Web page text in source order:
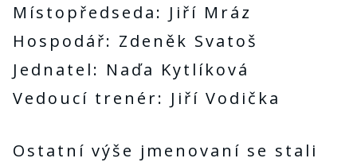
Místopředseda: Jiří Mráz
Hospodář: Zdeněk Svatoš
Jednatel: Naďa Kytlíková
Vedoucí trenér: Jiří Vodička
Ostatní výše jmenovaní se stali